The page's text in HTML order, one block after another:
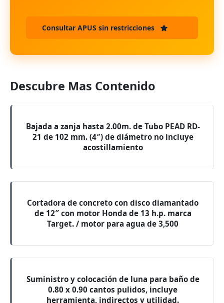
Consultar APUS sin restricciones
Descubre Mas Contenido
Bajada a zanja hasta 2.00m. de Tubo PEAD RD-
21 de 102 mm. (4″) de diámetro no incluye
acostillamiento
Cortadora de concreto con disco diamantado
de 12″ con motor Honda de 13 h.p. marca
Target. / motor para agua de 3,500
Suministro y colocación de luna para baño de
0.80 x 0.90 cantos pulidos, incluye
herramienta, indirectos y utilidad.